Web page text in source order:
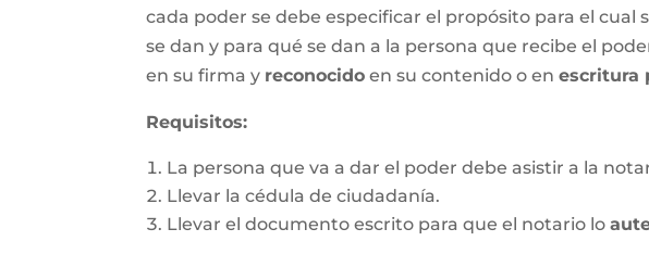
cada poder se debe especificar el propósito para el
se dan y para qué se dan a la persona que recibe el
en su firma y reconocido en su contenido o enescritura
Requisitos:
La persona que va a dar el poder debe asistir a la
Llevar la cédula de ciudadanía.
Llevar el documento escrito para que el notario lo